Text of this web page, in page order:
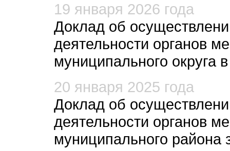
19 января 2026 года
Доклад об
деятельности органов
муниципального округа
20 января 2025 года
Доклад об
деятельности органов
муниципального района